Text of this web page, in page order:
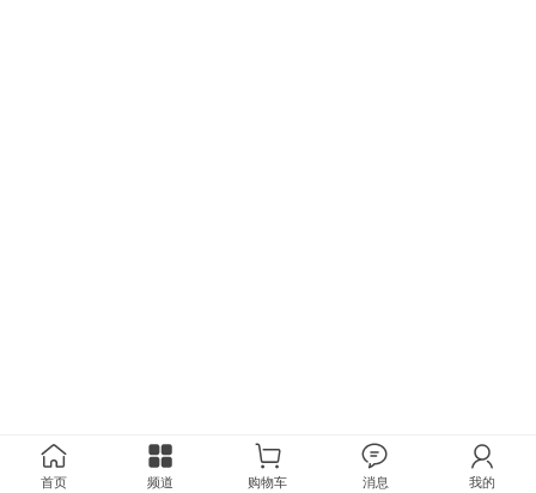
首页 频道 购物车 消息 我的